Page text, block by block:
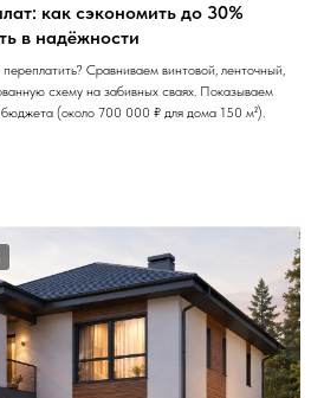
как сэкономить до 30%
в надёжности
Сравниваем винтовой, ленточный,
схему на забивных сваях. Показываем
(около 700 000 ₽ для дома 150 м²).